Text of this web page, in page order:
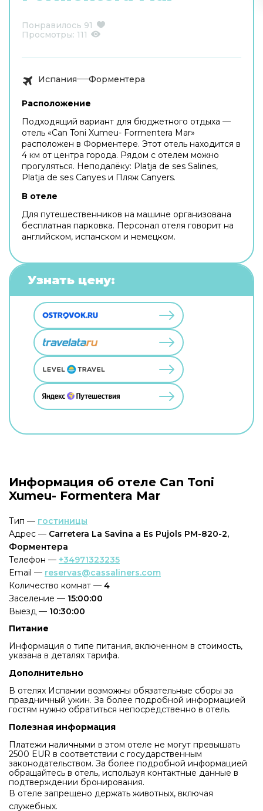
Понравилось 91
Просмотры: 111
Испания Форментера
Расположение
Подходящий вариант для бюджетного отдыха —
отель «Can Toni Xumeu- Formentera Mar»
расположен в Форментере. Этот отель находится в
4 км от центра города. Рядом с отелем можно
прогуляться. Неподалёку: Platja de ses Salines,
Platja de ses Canyes и Пляж Canyers.
В отеле
Для путешественников на машине организована
бесплатная парковка. Персонал отеля говорит на
английском, испанском и немецком.
Узнать цену:
Информация об отеле Can Toni
Xumeu- Formentera Mar
Тип — гостиницы
Адрес — Carretera La Savina a Es Pujols PM-820-2,
Форментера
Телефон — +34971323235
Email — reservas@cassaliners.com
Количество комнат — 4
Заселение — 15:00:00
Выезд — 10:30:00
Питание
Информация о типе питания, включенном в стоимость,
указана в деталях тарифа.
Дополнительно
В отелях Испании возможны обязательные сборы за
праздничный ужин. За более подробной информацией
гостям нужно обратиться непосредственно в отель.
Полезная информация
Платежи наличными в этом отеле не могут превышать
2500 EUR в соответствии с государственным
законодательством. За более подробной информацией
обращайтесь в отель, используя контактные данные в
подтверждении бронирования.
В отеле запрещено держать животных, включая
служебных.